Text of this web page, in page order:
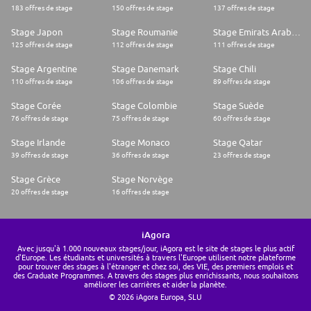
183 offres de stage 150 offres de stage 137 offres de stage
Stage Japon
125 offres de stage
Stage Roumanie
112 offres de stage 111 offres de stage
Stage Argentine
110 offres de stage
Stage Danemark
106 offres de stage
Stage Chili
89 offres de stage
Stage Corée
76 offres de stage
Stage Colombie
75 offres de stage
Stage Suède
60 offres de stage
Stage Irlande
39 offres de stage
Stage Monaco
36 offres de stage
Stage Qatar
23 offres de stage
Stage Grèce
20 offres de stage
Stage Norvège
16 offres de stage
iAgora
Avec jusqu'à 1.000 nouveaux stages/jour, iAgora est le site de stages le plus actif
d'Europe. Les étudiants et universités à travers l'Europe utilisent notre plateforme
pour trouver des stages à l'étranger et chez soi, des VIE, des premiers emplois et
des Graduate Programmes. A travers des stages plus enrichissants, nous souhaitons
améliorer les carrières et aider la planète.
© 2026 iAgora Europa, SLU